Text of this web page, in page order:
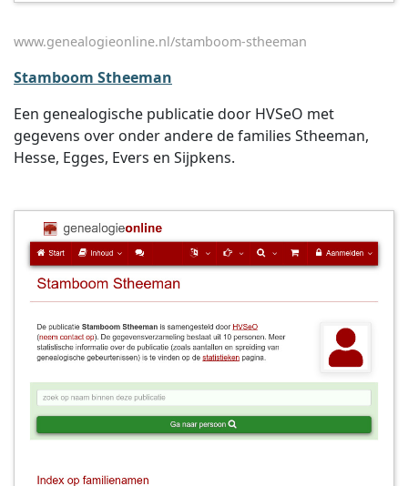
www.genealogieonline.nl/stamboom-stheeman
Stamboom Stheeman
Een genealogische publicatie door HVSeO met
gegevens over onder andere de families Stheeman,
Hesse, Egges, Evers en Sijpkens.